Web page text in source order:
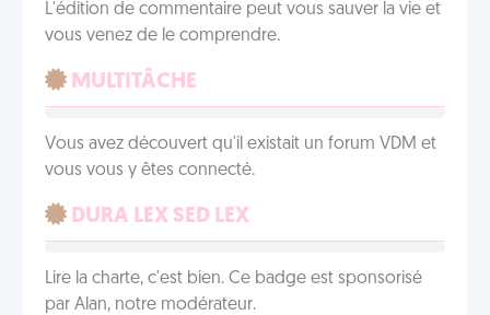
L'édition de commentaire peut vous sauver la vie et
vous venez de le comprendre.
MULTITÂCHE
Vous avez découvert qu'il existait un forum VDM et
vous vous y êtes connecté.
DURA LEX SED LEX
Lire la charte, c'est bien. Ce badge est sponsorisé
par Alan, notre modérateur.